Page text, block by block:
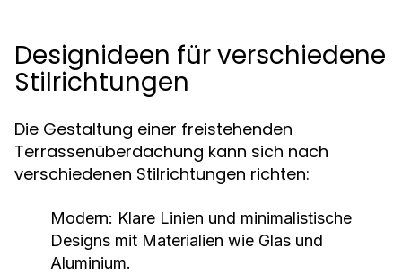
Designideen für verschiedene
Stilrichtungen
Die Gestaltung einer freistehenden
Terrassenüberdachung kann sich nach
verschiedenen Stilrichtungen richten:
Modern: Klare Linien und minimalistische
Designs mit Materialien wie Glas und
Aluminium.